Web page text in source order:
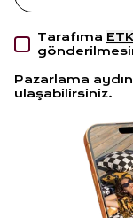
Tarafıma
Pazarlama
ulaşabilirsiniz.